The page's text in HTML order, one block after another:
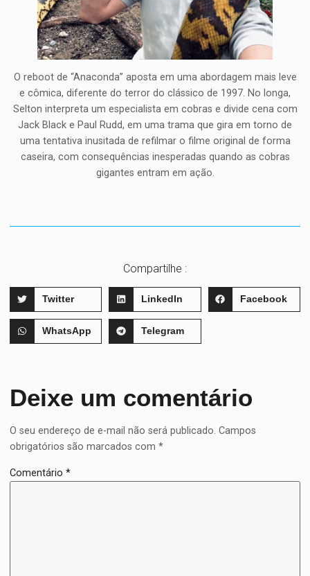
O reboot de “Anaconda” aposta em uma abordagem mais leve
e cômica, diferente do terror do clássico de 1997. No longa,
Selton interpreta um especialista em cobras e divide cena com
Jack Black e Paul Rudd, em uma trama que gira em torno de
uma tentativa inusitada de refilmar o filme original de forma
caseira, com consequências inesperadas quando as cobras
gigantes entram em ação.
Compartilhe :
Twitter LinkedIn Facebook
WhatsApp Telegram
Deixe um comentário
O seu endereço de e-mail não será publicado. Campos
obrigatórios são marcados com*
Comentário*